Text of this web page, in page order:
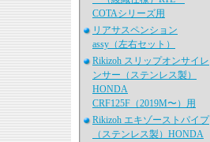
COTAシリーズ用
リアサスペンション
assy（左右セット）
Rikizoh スリップオンサイレ
ンサー（ステンレス製）
HONDA
CRF125F（2019M〜）用
Rikizoh エキゾーストパイプ
（ステンレス製）HONDA